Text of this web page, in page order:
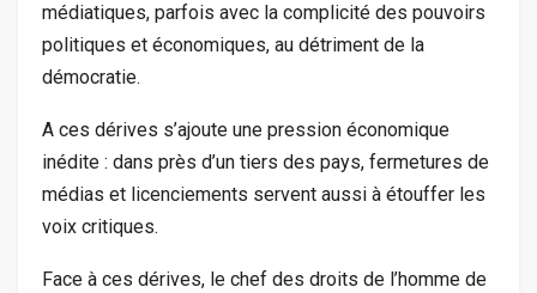
médiatiques, parfois avec la complicité des pouvoirs
politiques et économiques, au détriment de la
démocratie.
A ces dérives s’ajoute une pression économique
inédite : dans près d’un tiers des pays, fermetures de
médias et licenciements servent aussi à étouffer les
voix critiques.
Face à ces dérives, le chef des droits de l’homme de